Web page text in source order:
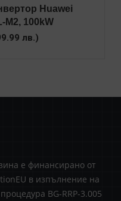
Huawei
M2, 100kW
лв.)
е финансирано от
в изпълнение на
BG-RRP-3.005